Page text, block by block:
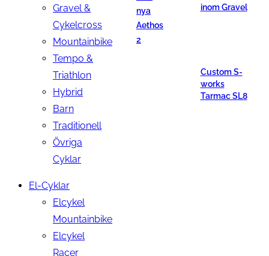
Gravel &
Cykelcross
Mountainbike
Tempo &
Triathlon
Hybrid
Barn
Traditionell
Övriga
Cyklar
El-Cyklar
Elcykel
Mountainbike
Elcykel
Racer
nya
Aethos
2
inom Gravel
Custom S-
works
Tarmac SL8